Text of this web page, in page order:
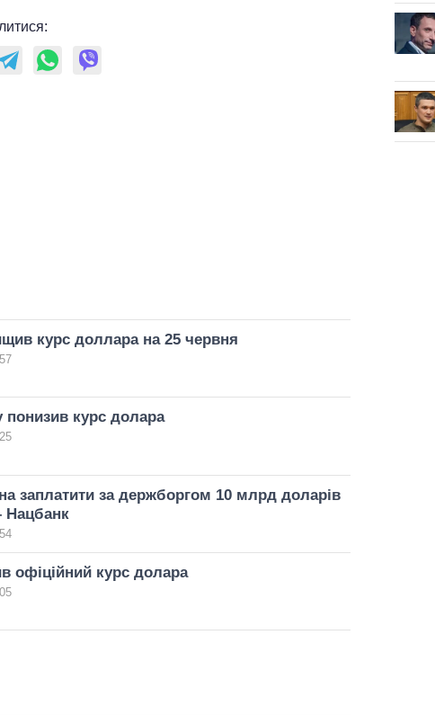
курс доллара на 25 червня
понизив курс долара
заплатити за держборгом 10 млрд доларів
Нацбанк
офіційний курс долара